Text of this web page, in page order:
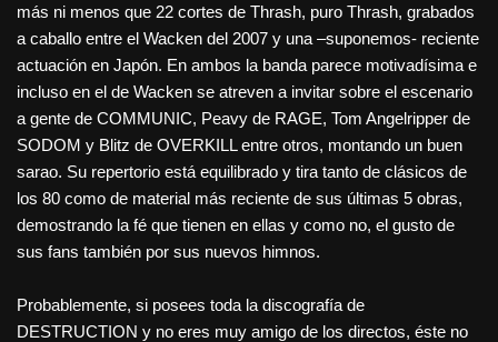
más ni menos que 22 cortes de Thrash, puro Thrash, grabados
a caballo entre el Wacken del 2007 y una –suponemos- reciente
actuación en Japón. En ambos la banda parece motivadísima e
incluso en el de Wacken se atreven a invitar sobre el escenario
a gente de COMMUNIC, Peavy de RAGE, Tom Angelripper de
SODOM y Blitz de OVERKILL entre otros, montando un buen
sarao. Su repertorio está equilibrado y tira tanto de clásicos de
los 80 como de material más reciente de sus últimas 5 obras,
demostrando la fé que tienen en ellas y como no, el gusto de
sus fans también por sus nuevos himnos.
Probablemente, si posees toda la discografía de
DESTRUCTION y no eres muy amigo de los directos, éste no